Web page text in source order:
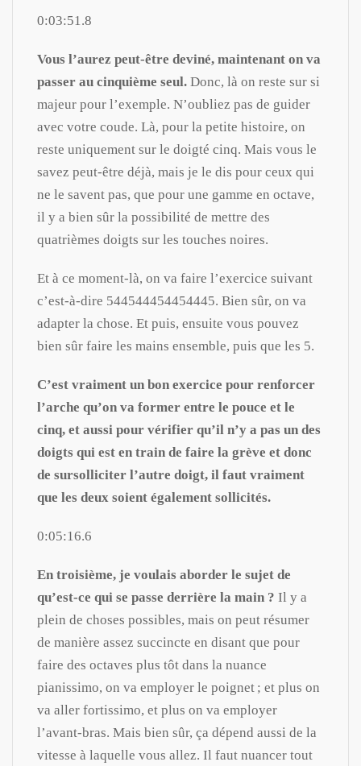
0:03:51.8
Vous l’aurez peut-être deviné, maintenant on va
passer au cinquième seul. Donc, là on reste sur si
majeur pour l’exemple. N’oubliez pas de guider
avec votre coude. Là, pour la petite histoire, on
reste uniquement sur le doigté cinq. Mais vous le
savez peut-être déjà, mais je le dis pour ceux qui
ne le savent pas, que pour une gamme en octave,
il y a bien sûr la possibilité de mettre des
quatrièmes doigts sur les touches noires.
Et à ce moment-là, on va faire l’exercice suivant
c’est-à-dire 544544454454445. Bien sûr, on va
adapter la chose. Et puis, ensuite vous pouvez
bien sûr faire les mains ensemble, puis que les 5.
C’est vraiment un bon exercice pour renforcer
l’arche qu’on va former entre le pouce et le
cinq, et aussi pour vérifier qu’il n’y a pas un des
doigts qui est en train de faire la grève et donc
de sursolliciter l’autre doigt, il faut vraiment
que les deux soient également sollicités.
0:05:16.6
En troisième, je voulais aborder le sujet de
qu’est-ce qui se passe derrière la main ? Il y a
plein de choses possibles, mais on peut résumer
de manière assez succincte en disant que pour
faire des octaves plus tôt dans la nuance
pianissimo, on va employer le poignet ; et plus on
va aller fortissimo, et plus on va employer
l’avant-bras. Mais bien sûr, ça dépend aussi de la
vitesse à laquelle vous allez. Il faut nuancer tout